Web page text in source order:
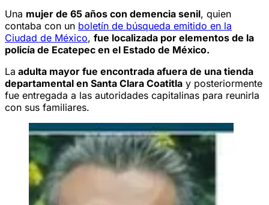
Una mujer de 65 años con demencia senil, quien
contaba con un boletín de búsqueda emitido en la
Ciudad de México, fue localizada por elementos de la
policía de Ecatepec en el Estado de México.
La adulta mayor fue encontrada afuera de una tienda
departamental en Santa Clara Coatitla y posteriormente
fue entregada a las autoridades capitalinas para reunirla
con sus familiares.